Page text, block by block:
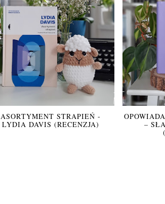
ASORTYMENT STRAPIEŃ -
LYDIA DAVIS (RECENZJA)
–